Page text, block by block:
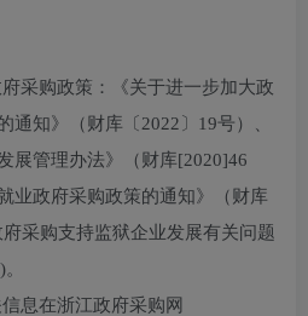
采购政策：《关于进一步加大政
通知》（财库〔2022〕19号）、
展管理办法》（财库[2020]46
业政府采购政策的通知》（财库
采购支持监狱企业发展有关问题
息在浙江政府采购网